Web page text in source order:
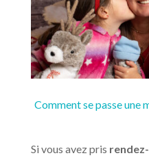
Comment se passe une
Si vous avez pris